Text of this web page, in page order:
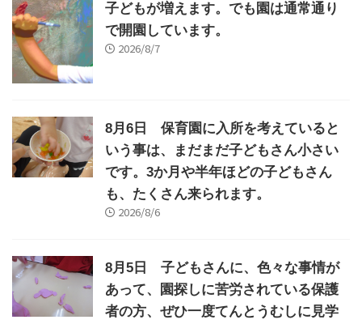
子どもが増えます。でも園は通常通り
で開園しています。
2026/8/7
8月6日 保育園に入所を考えていると
いう事は、まだまだ子どもさん小さい
です。3か月や半年ほどの子どもさん
も、たくさん来られます。
2026/8/6
8月5日 子どもさんに、色々な事情が
あって、園探しに苦労されている保護
者の方、ぜひ一度てんとうむしに見学